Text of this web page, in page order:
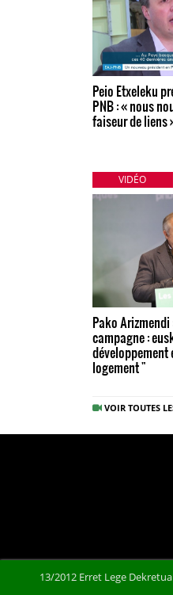
Peio Etxeleku
PNB : « nous
faiseur de liens
VIDÉO
Pako
campagne :
développement
logement "
VOIR TOUTES
13/2012 Erret Lege